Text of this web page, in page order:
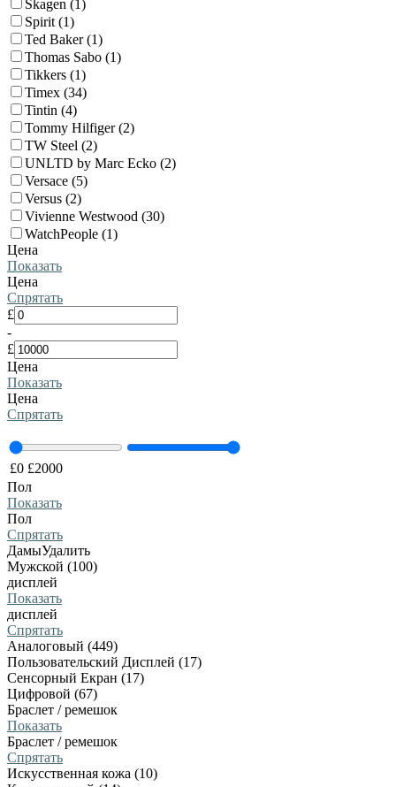
Skagen (1)
Spirit (1)
Ted Baker (1)
Thomas Sabo (1)
Tikkers (1)
Timex (34)
Tintin (4)
Tommy Hilfiger (2)
TW Steel (2)
UNLTD by Marc Ecko (2)
Versace (5)
Versus (2)
Vivienne Westwood (30)
WatchPeople (1)
Цена
Показать
Цена
Спрятать
£
-
£
Цена
Показать
Цена
Спрятать
£0 £2000
Пол
Показать
Пол
Спрятать
ДамыУдалить
Мужской (100)
дисплей
Показать
дисплей
Спрятать
Аналоговый (449)
Пользовательский Дисплей (17)
Сенсорный Екран (17)
Цифровой (67)
Браслет / ремешок
Показать
Браслет / ремешок
Спрятать
Искусственная кожа (10)